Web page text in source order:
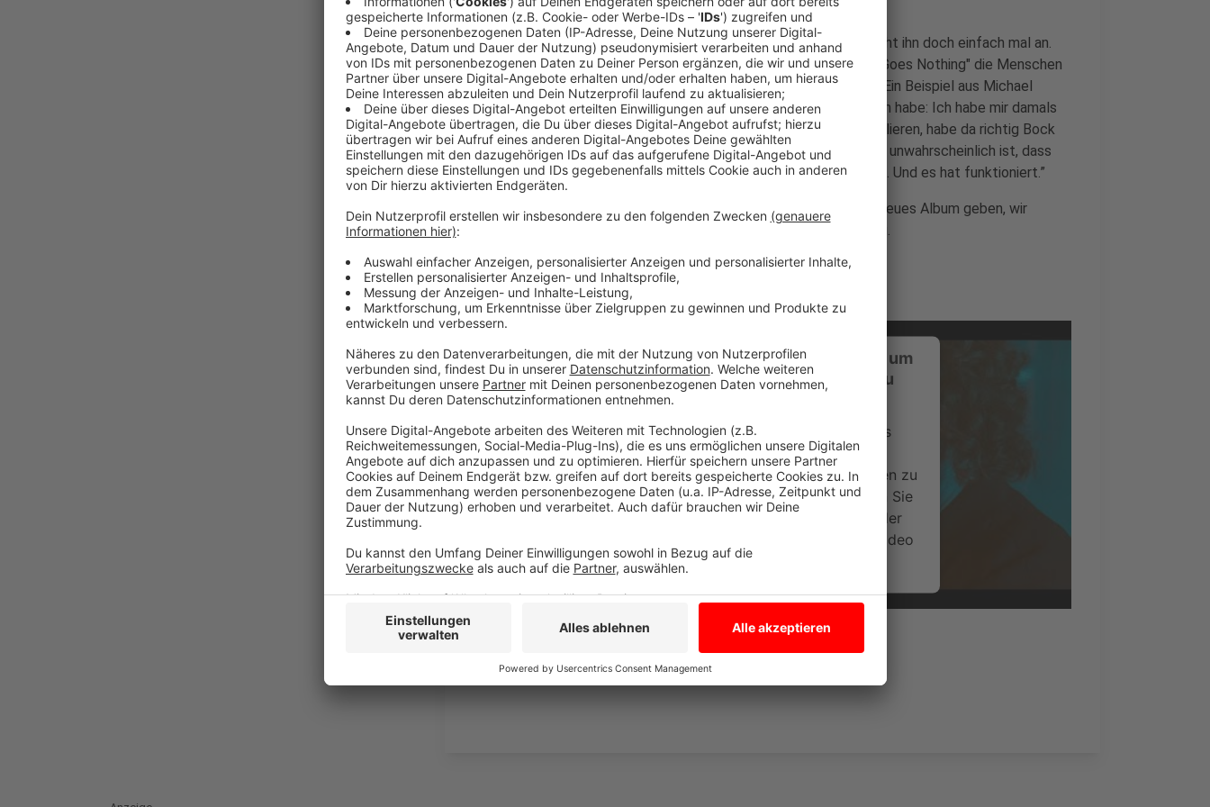
Habt ihr einen Traum oder einen lang ersehnten Wunsch? Dann geht ihn doch einfach mal an.
So in etwa möchte Michael Schulte in seiner neuen Single "Here Goes Nothing" die Menschen
ermutigen, es einfach mal zu machen oder zumindest versuchen. Ein Beispiel aus Michael
Schultes Leben liefert er selber: “Als ich mich beim ESC beworben habe: Ich habe mir damals
gesagt: da bewerbe ich mich jetzt einfach mal, habe nichts zu verlieren, habe da richtig Bock
drauf. Ich versuche das jetzt, auch wenn es unrealistisch und sehr unwahrscheinlich ist, dass
ich aus den tausenden Leuten der eine bin, der dort hinfahren darf. Und es hat funktioniert.”
"Here Goes Nothing" folgt auf die Single "Stay". 2022 soll es ein neues Album geben, wir
dürfen gespannt sein, hören jetzt aber erstmal seinen neuen Song.
Anzeige
Wir benötigen Ihre Zustimmung, um
den YouTube Video-Service zu
Wir verwenden einen Service eines
Drittanbieters, um Videoinhalte
einzubetten. Dieser Service kann Daten zu
Ihren Aktivitäten sammeln. Bitte lesen Sie
die Details durch und stimmen Sie der
Nutzung des Service zu, um dieses Video
anzusehen.
Mehr Informationen
powered byUsercentrics Consent Management
Michael Schulte mit seiner neuen Single "Here Goes Nothing"
Anzeige